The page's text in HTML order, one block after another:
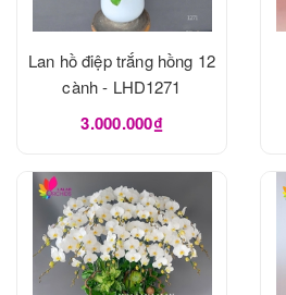
Lan hồ điệp trắng hồng 12
cành - LHD1271
3.000.000₫